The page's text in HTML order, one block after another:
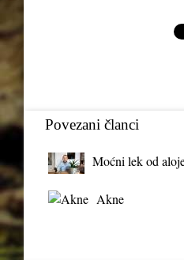
Povezani članci
Moćni lek od
Akne